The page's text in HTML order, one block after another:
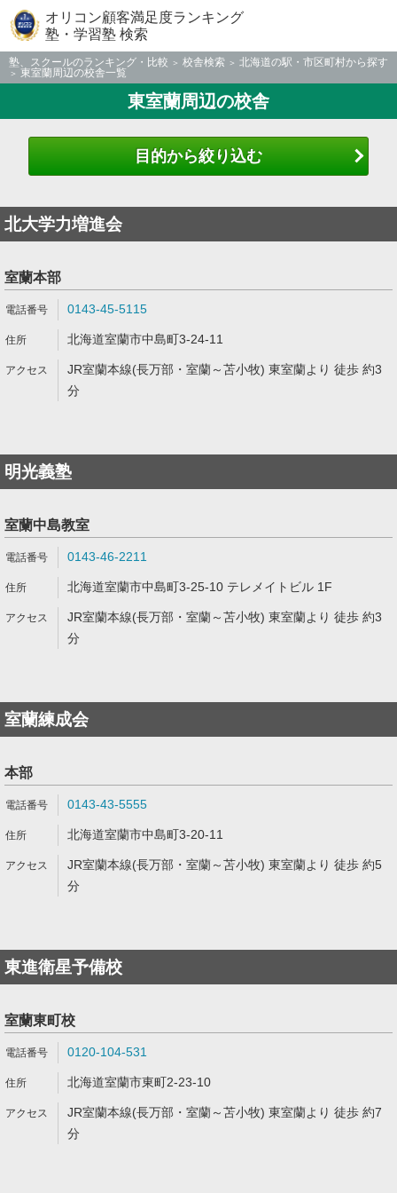
オリコン顧客満足度ランキング
塾・学習塾 検索
塾、スクールのランキング・比較 校舎検索
北海道の駅・市区町村から探す
東室蘭周辺の校舎一覧
東室蘭周辺の校舎
目的から絞り込む
北大学力増進会
室蘭本部
0143-45-5115
北海道室蘭市中島町3-24-11
JR室蘭本線(長万部・室蘭～苫小牧) 東室蘭より 徒歩 約3
分
明光義塾
室蘭中島教室
0143-46-2211
北海道室蘭市中島町3-25-10 テレメイトビル 1F
JR室蘭本線(長万部・室蘭～苫小牧) 東室蘭より 徒歩 約3
分
室蘭練成会
本部
0143-43-5555
北海道室蘭市中島町3-20-11
JR室蘭本線(長万部・室蘭～苫小牧) 東室蘭より 徒歩 約5
分
東進衛星予備校
室蘭東町校
0120-104-531
北海道室蘭市東町2-23-10
JR室蘭本線(長万部・室蘭～苫小牧) 東室蘭より 徒歩 約7
分